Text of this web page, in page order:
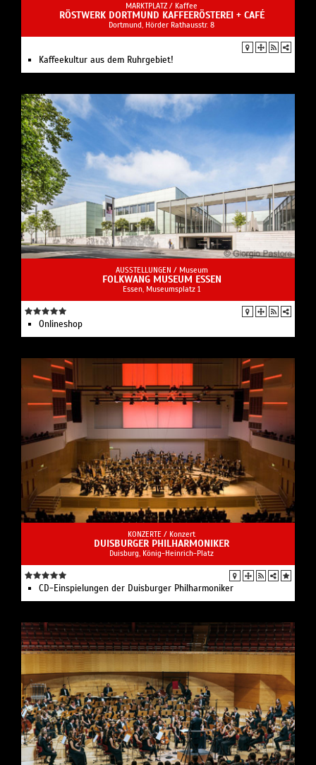
MARKTPLATZ / Kaffee
RÖSTWERK DORTMUND KAFFEERÖSTEREI + CAFÉ
Dortmund, Hörder Rathausstr. 8
Kaffeekultur aus dem Ruhrgebiet!
AUSSTELLUNGEN / Museum
FOLKWANG MUSEUM ESSEN
Essen, Museumsplatz 1
Onlineshop
KONZERTE / Konzert
DUISBURGER PHILHARMONIKER
Duisburg, König-Heinrich-Platz
CD-Einspielungen der Duisburger Philharmoniker